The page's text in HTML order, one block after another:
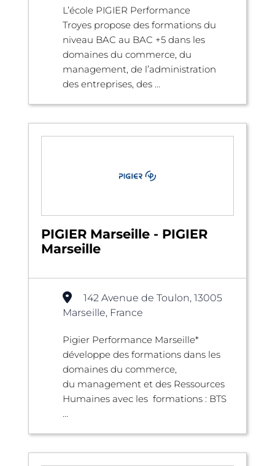
L’école PIGIER Performance
Troyes propose des formations du
niveau BAC au BAC +5 dans les
domaines du commerce, du
management, de l’administration
des entreprises, des ...
PIGIER Marseille - PIGIER
Marseille
142 Avenue de Toulon, 13005
Marseille, France
Pigier Performance Marseille*
développe des formations dans les
domaines du commerce,
du management et des Ressources
Humaines avec les formations : BTS
...